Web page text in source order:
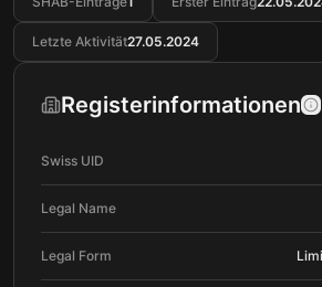
Letzte Aktivität27.05.2024
Registerinformationen
Swiss UID
Legal Name
Legal Form